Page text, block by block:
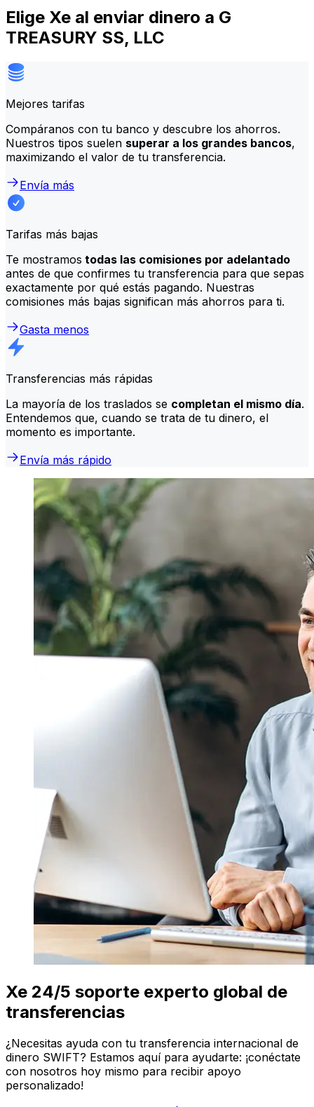
Elige Xe al enviar dinero a G
TREASURY SS, LLC
Mejores tarifas
Compáranos con tu banco y descubre los ahorros.
Nuestros tipos suelen superar a los grandes bancos,
maximizando el valor de tu transferencia.
Envía más
Tarifas más bajas
Te mostramos todas las comisiones por adelantado
antes de que confirmes tu transferencia para que sepas
exactamente por qué estás pagando. Nuestras
comisiones más bajas significan más ahorros para ti.
Gasta menos
Transferencias más rápidas
La mayoría de los traslados se completan el mismo día.
Entendemos que, cuando se trata de tu dinero, el
momento es importante.
Envía más rápido
Xe 24/5 soporte experto global de
transferencias
¿Necesitas ayuda con tu transferencia internacional de
dinero SWIFT? Estamos aquí para ayudarte: ¡conéctate
con nosotros hoy mismo para recibir apoyo
personalizado!